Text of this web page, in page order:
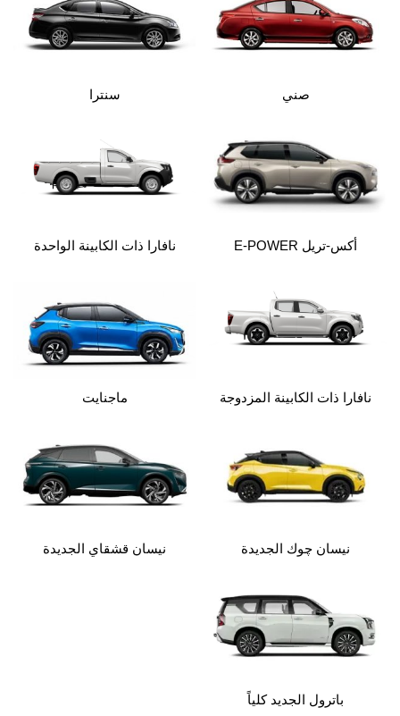
صني سنترا
أكس-تريل E-POWER نافارا ذات الكابينة الواحدة
نافارا ذات الكابينة المزدوجة ماجنايت
نيسان چوك الجديدة نيسان قشقاي الجديدة
باترول الجديد كلياً